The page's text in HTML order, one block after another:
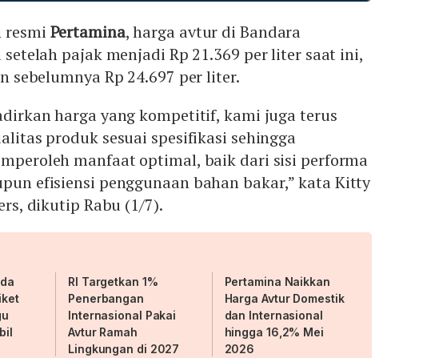
resmi Pertamina, harga avtur di Bandara
setelah pajak menjadi Rp 21.369 per liter saat ini,
sebelumnya Rp 24.697 per liter.
harga yang kompetitif, kami juga terus
produk sesuai spesifikasi sehingga
manfaat optimal, baik dari sisi performa
efisiensi penggunaan bahan bakar,” kata Kitty
dikutip Rabu (1/7).
RI Targetkan 1%
Penerbangan
Internasional Pakai
Avtur Ramah
Lingkungan di 2027
Pertamina Naikkan
Harga Avtur Domestik
dan Internasional
hingga 16,2% Mei
2026